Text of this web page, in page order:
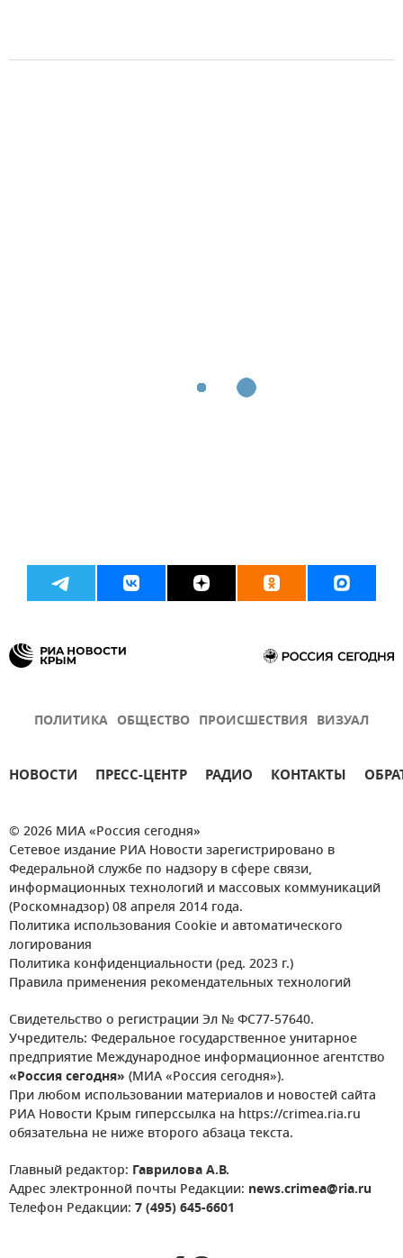
ПОЛИТИКА ОБЩЕСТВО ПРОИСШЕСТВИЯ ВИЗУАЛ
НОВОСТИ ПРЕСС-ЦЕНТР РАДИО КОНТАКТЫ
© 2026 МИА «Россия сегодня»
Сетевое издание РИА Новости зарегистрировано в
Федеральной службе по надзору в сфере связи,
информационных технологий и массовых коммуникаций
(Роскомнадзор) 08 апреля 2014 года.
Политика использования Cookie и автоматического
логирования
Политика конфиденциальности (ред. 2023 г.)
Правила применения рекомендательных технологий
Свидетельство о регистрации Эл № ФС77-57640.
Учредитель: Федеральное государственное унитарное
предприятие Международное информационное агентство
«Россия сегодня» (МИА «Россия сегодня»).
При любом использовании материалов и новостей сайта
РИА Новости Крым гиперссылка на https://crimea.ria.ru
обязательна не ниже второго абзаца текста.
Главный редактор: Гаврилова А.В.
Адрес электронной почты Редакции: news.crimea@ria.ru
Телефон Редакции: 7 (495) 645-6601